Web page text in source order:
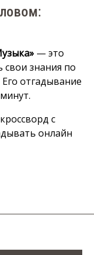
— это
знания по
отгадывание
с
онлайн